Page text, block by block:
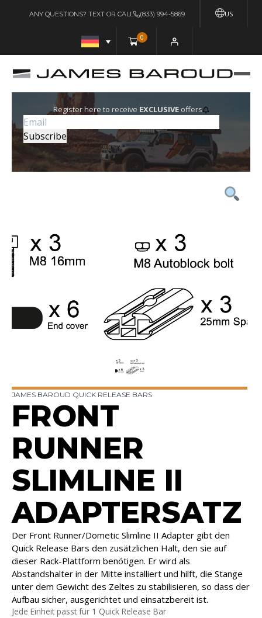
US
ANY QUESTIONS? TEXT OR CALL (833) 994-5869
0
Register here to receive EXCLUSIVEoffers
JAMES BAROUD QUICK RELEASE BARS
FRONT
RUNNER
SLIMLINE II
ADAPTERSATZ
Der Front Runner/Dometic Slimline II Adapter gibt den
Quick Release Bars den zusätzlichen Halt, den sie auf
dieser Rack-Plattform benötigen. Er wird als
Abstandshalter in der Mitte installiert und hilft, die Stange
unter dem Gewicht des Zeltes zu stabilisieren, so dass der
Aufbau sicher, ausgerichtet und einsatzbereit ist.
Jede Einheit passt für 1 Quick Release Bar